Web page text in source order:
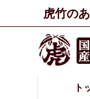
虎竹の
ト